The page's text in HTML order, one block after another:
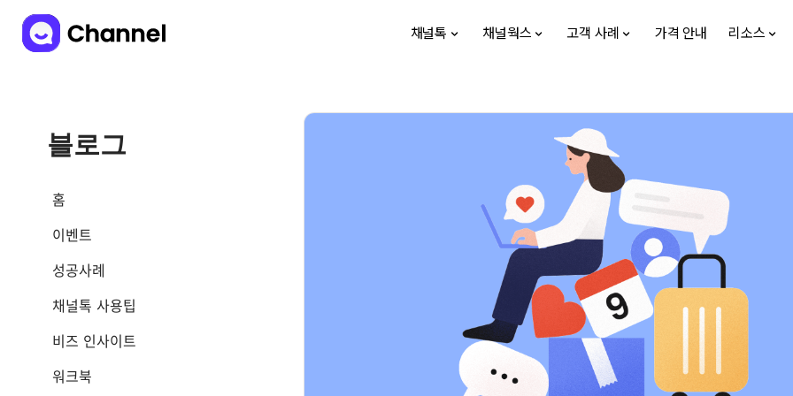
채널톡 채널웍스 고객 사례 가격 안내 리소스
블로그
홈
이벤트
성공사례
채널톡 사용팁
비즈 인사이트
워크북